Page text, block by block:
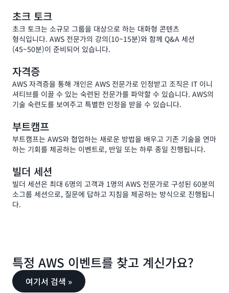
초크 토크
초크 토크는 소규모 그룹을 대상으로 하는 대화형 콘텐츠
형식입니다. AWS 전문가의 강의(10~15분)와 함께 Q&A 세션
(45~50분)이 준비되어 있습니다.
자격증
AWS 자격증을 통해 개인은 AWS 전문가로 인정받고 조직은 IT 이니
셔티브를 이끌 수 있는 숙련된 전문가를 파악할 수 있습니다. AWS의
기술 숙련도를 보여주고 특별한 인정을 받을 수 있습니다.
부트캠프
부트캠프는 AWS와 협업하는 새로운 방법을 배우고 기존 기술을 연마
하는 기회를 제공하는 이벤트로, 반일 또는 하루 종일 진행됩니다.
빌더 세션
빌더 세션은 최대 6명의 고객과 1명의 AWS 전문가로 구성된 60분의
소그룹 세션으로, 질문에 답하고 지침을 제공하는 방식으로 진행됩니
다.
특정 AWS 이벤트를 찾고 계신가요?
여기서 검색 »